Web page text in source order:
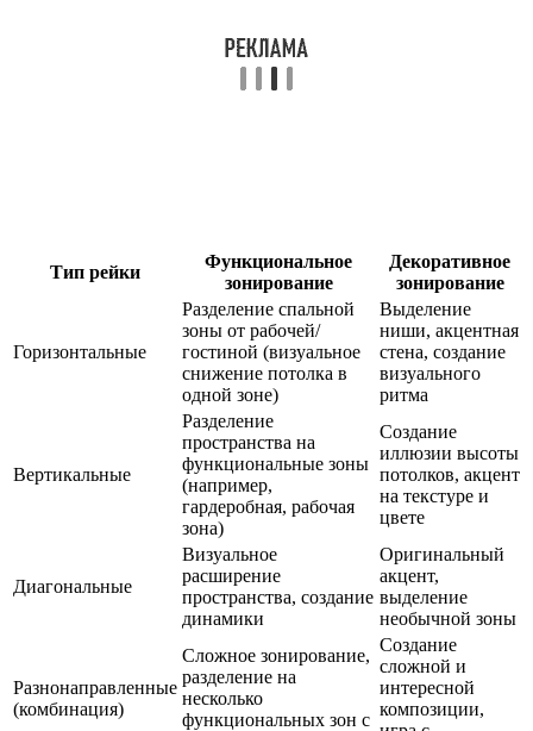
Тип рейки
Функциональное
зонирование
Декоративное
зонирование
Горизонтальные
Разделение спальной
зоны от рабочей/
гостиной (визуальное
снижение потолка в
одной зоне)
Выделение
ниши, акцентная
стена, создание
визуального
ритма
Вертикальные
Разделение
пространства на
функциональные зоны
(например,
гардеробная, рабочая
зона)
Создание
иллюзии высоты
потолков, акцент
на текстуре и
цвете
Диагональные
Визуальное
расширение
пространства, создание
динамики
Оригинальный
акцент,
выделение
необычной зоны
Разнонаправленные
(комбинация)
Сложное зонирование,
разделение на
несколько
функциональных зон с
Создание
сложной и
интересной
композиции,